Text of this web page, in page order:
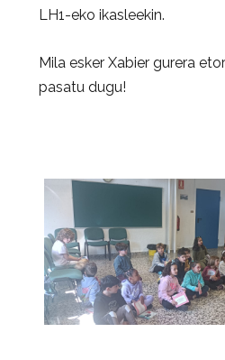
LH1-eko ikasleekin.
Mila esker Xabier gurera
pasatu dugu!